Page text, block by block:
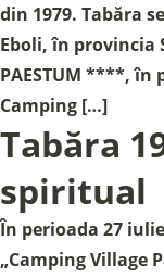
din 1979. Tabăra
Eboli, în provincia
PAESTUM ****, în
Camping […]
Tabăra
spiritual
În perioada 27
„Camping Village
Sostieni
Fai una